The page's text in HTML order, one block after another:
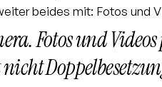
beides mit: Fotos und
Fotos und